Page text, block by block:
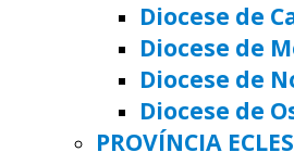
Diocese de
Diocese de
Diocese de
Diocese de
PROVÍNCIA